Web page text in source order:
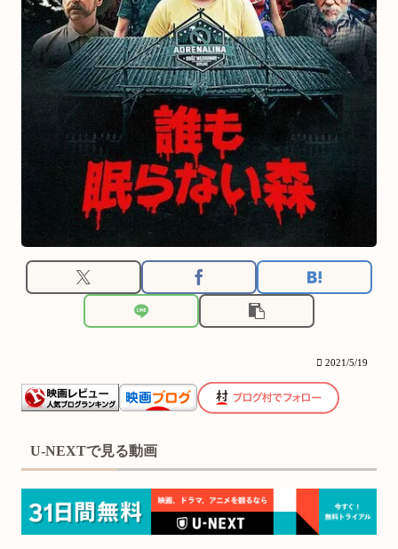
2021/5/19
U-NEXTで見る動画